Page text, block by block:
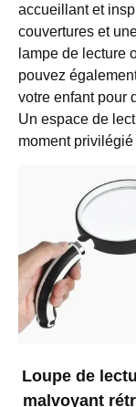
accueillant et
couvertures et
lampe de lecture
pouvez
votre enfant pour
Un espace de
moment
Loupe de
malvoyant